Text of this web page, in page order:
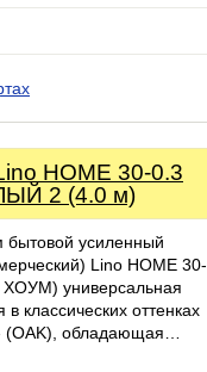
HOME 30-0.3
2 (4.0 м)
бытовой усиленный
Lino HOME 30-
универсальная
в классических оттенках
(OAK), обладающая…